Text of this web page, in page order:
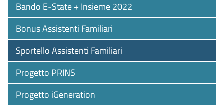
Bando E-State + Insieme 2022
Bonus Assistenti Familiari
Sportello Assistenti Familiari
Progetto PRINS
Progetto iGeneration